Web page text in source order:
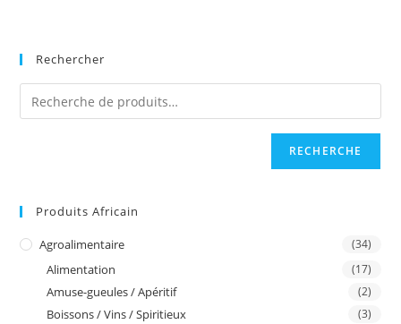
sur
page
produit
Rechercher
RECHERCHE
Produits Africain
Agroalimentaire (34)
Alimentation (17)
Amuse-gueules / Apéritif (2)
Boissons / Vins / Spiritieux (3)